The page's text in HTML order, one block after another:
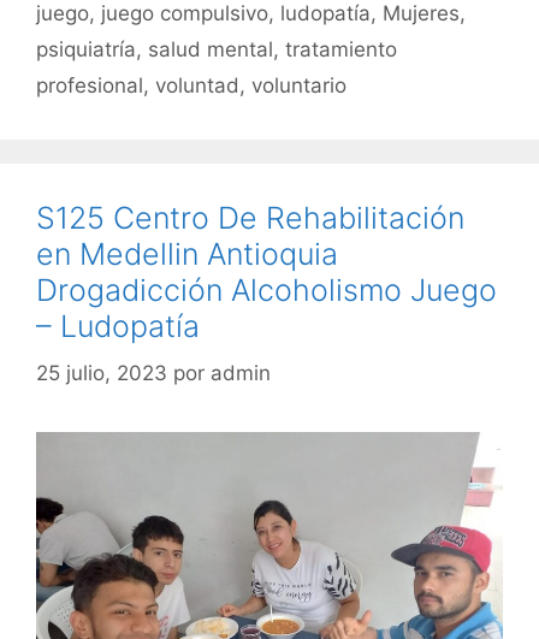
juego, juego compulsivo, ludopatía, Mujeres,
psiquiatría, salud mental, tratamiento
profesional, voluntad, voluntario
S125 Centro De Rehabilitación
en Medellin Antioquia
Drogadicción Alcoholismo Juego
– Ludopatía
25 julio, 2023 por admin